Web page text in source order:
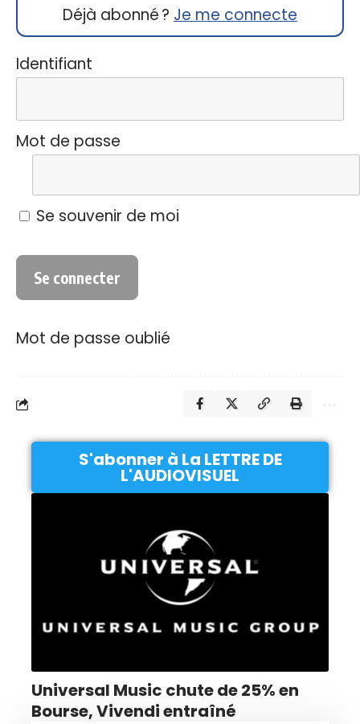
Déjà abonné ? Je me connecte
Identifiant
Mot de passe
Se souvenir de moi
Mot de passe oublié
S'abonner à La LETTRE DE
L'AUDIOVISUEL
Universal Music chute de 25% en
Bourse, Vivendi entraîné